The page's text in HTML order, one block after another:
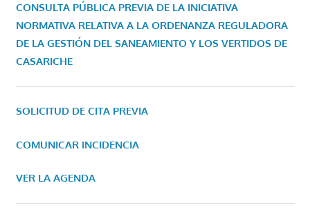
CONSULTA PÚBLICA PREVIA DE LA INICIATIVA
NORMATIVA RELATIVA A LA ORDENANZA REGULADORA
DE LA GESTIÓN DEL SANEAMIENTO Y LOS VERTIDOS DE
CASARICHE
SOLICITUD DE CITA PREVIA
COMUNICAR INCIDENCIA
VER LA AGENDA